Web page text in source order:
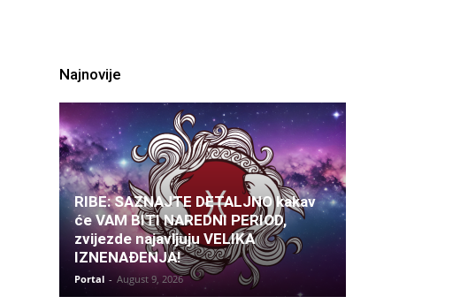
Najnovije
RIBE: SAZNAJTE DETALJNO kakav
će VAM BITI NAREDNI PERIOD,
zvijezde najavljuju VELIKA
IZNENAĐENJA!
Portal - August 9, 2026